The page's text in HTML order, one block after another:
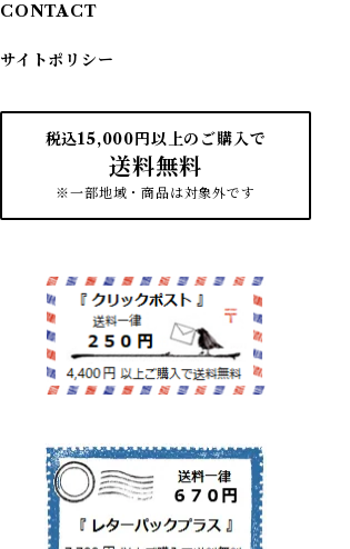
CONTACT
サイトポリシー
税込15,000円以上のご購入で
送料無料
※一部地域・商品は対象外です